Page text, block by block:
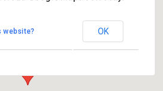
15 - Breda
website? OK